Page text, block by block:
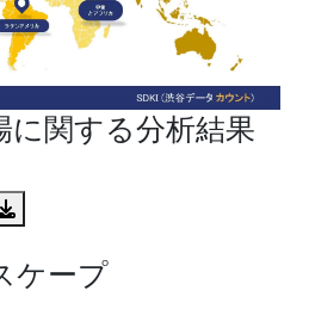
に関する分析結果
ケープ